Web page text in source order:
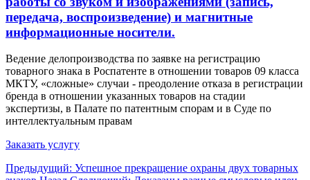
передача, воспроизведение) и магнитные
информационные носители.
Ведение делопроизводства по заявке на регистрацию
товарного знака в Роспатенте в отношении товаров 09 класса
МКТУ, «сложные» случаи - преодоление отказа в регистрации
бренда в отношении указанных товаров на стадии
экспертизы, в Палате по патентным спорам и в Суде по
интеллектуальным правам
Заказать услугу
Предыдущий: Успешное прекращение охраны двух товарных